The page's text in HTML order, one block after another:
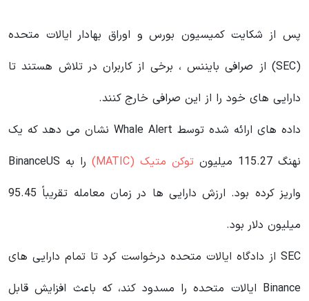
پس از شکایت کمیسیون بورس و اوراق بهادار ایالات متحده
(SEC) از صرافی بایننس ، برخی از کاربران در تلاش هستند تا
دارایی های خود را از این صرافی خارج کنند.
داده های ارائه شده توسط Whale Alert نشان می دهد که یک
نهنگ 115.27 میلیون
توکن متیک (MATIC)
را به BinanceUS
واریز کرده بود. ارزش دارایی ها در زمان معامله تقریباً 95.45
میلیون دلار بود.
SEC از دادگاه ایالات متحده درخواست کرد تا تمام دارایی های
Binance ایالات متحده را مسدود کند، که باعث افزایش قابل